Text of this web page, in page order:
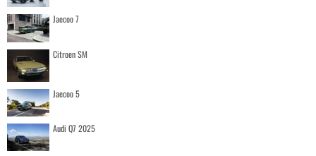
Jaecoo 7
Citroen SM
Jaecoo 5
Audi Q7 2025